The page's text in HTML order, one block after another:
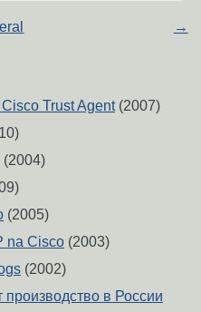
→
Trust Agent(2007)
(2004)
(2005)
na Cisco (2003)
(2002)
производство в России